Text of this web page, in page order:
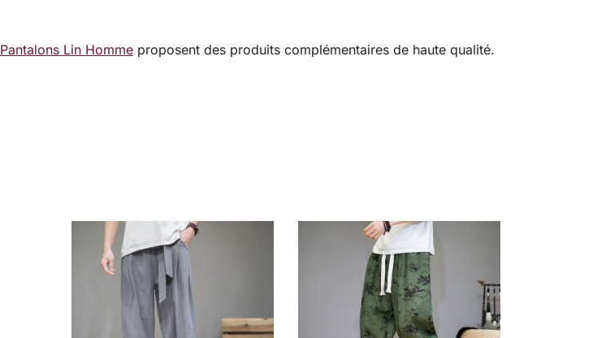
Pantalons Lin Hommeproposent des produits complémentaires de haute qualité.